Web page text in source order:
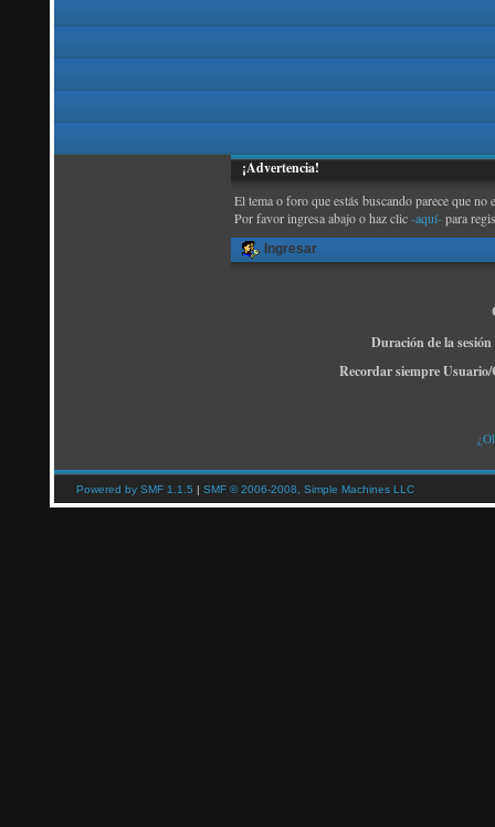
¡Advertencia!
El tema o foro que estás buscando parece que
Por favor ingresa abajo o haz clic-aquí-para
Ingresar
Duración de la
Recordar siempre
Powered by SMF 1.1.5 | SMF © 2006-2008, Simple Machines LLC